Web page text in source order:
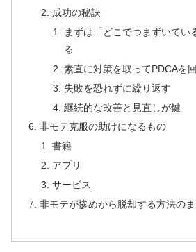
成功の秘訣
まずは「どこでつまずいてい
る
素直に対策を取ってPDCAを
失敗を恐れずに繰り返す
継続的な改善と見直しが鍵
非モテ克服の助けになるもの
書籍
アプリ
サービス
非モテが惨めから脱却する方法の